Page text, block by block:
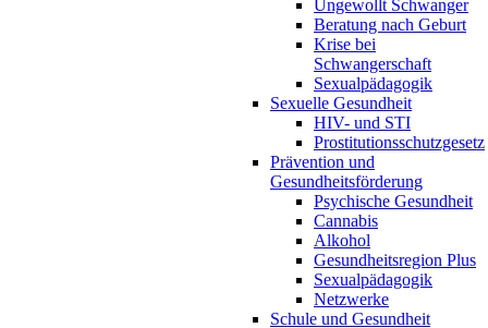
Ungewollt Schwanger
Beratung nach Geburt
Krise bei
Schwangerschaft
Sexualpädagogik
Sexuelle Gesundheit
HIV- und STI
Prostitutionsschutzgesetz
Prävention und
Gesundheitsförderung
Psychische Gesundheit
Cannabis
Alkohol
Gesundheitsregion Plus
Sexualpädagogik
Netzwerke
Schule und Gesundheit